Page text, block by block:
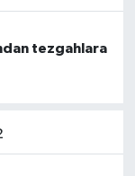
tezgahlara